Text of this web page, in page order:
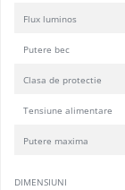
Flux luminos
Putere bec
Clasa de protectie
Tensiune alimentare
Putere maxima
DIMENSIUNI